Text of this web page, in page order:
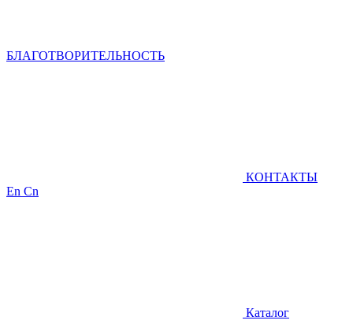
БЛАГОТВОРИТЕЛЬНОСТЬ
КОНТАКТЫ
En Cn
Каталог